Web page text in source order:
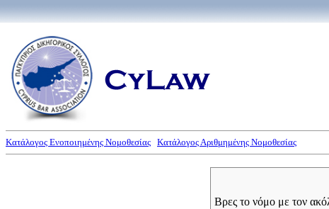
Κατάλογος Ενοποιημένης Νομοθεσίας Κατάλογος Αριθμημένης Νομοθεσίας
Βρες το νόμο με τον